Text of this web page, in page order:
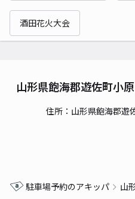
酒田花火大会
山形県飽海郡遊佐町小
住所：山形県飽海郡遊
駐車場予約のアキッパ 山